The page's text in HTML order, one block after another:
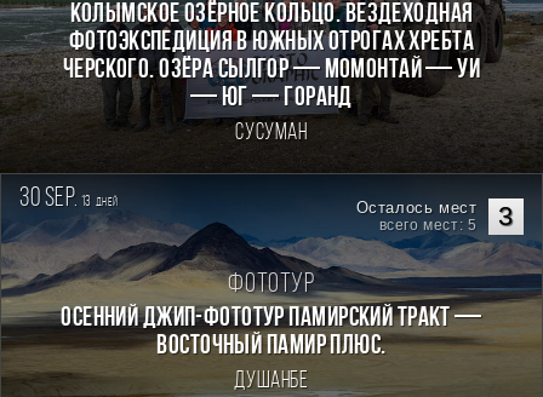
КОЛЫМСКОЕ ОЗЁРНОЕ КОЛЬЦО. Вездеходная
фотоэкспедиция в южных отрогах хребта
Черского. Озёра Сылгор — Момонтай — Уи
— Юг — Горанд
Сусуман
30 sep. 13 дней 3
Осталось мест
всего мест: 5
Фототур
Осенний джип-фототур Памирский Тракт —
Восточный Памир плюс.
Душанбе